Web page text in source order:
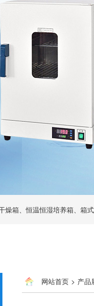
燥箱、恒温恒湿培养箱、箱
网站首页 > 产品